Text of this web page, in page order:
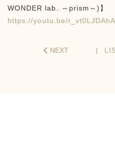
WONDER lab. ～prism～)】
https://youtu.be/r_vt0LJDAhA
NEXT